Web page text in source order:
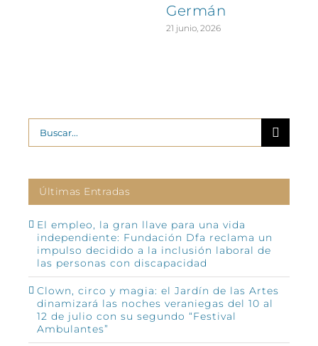
Germán
21 junio, 2026
Buscar:
Últimas Entradas
El empleo, la gran llave para una vida
independiente: Fundación Dfa reclama un
impulso decidido a la inclusión laboral de
las personas con discapacidad
Clown, circo y magia: el Jardín de las Artes
dinamizará las noches veraniegas del 10 al
12 de julio con su segundo “Festival
Ambulantes”